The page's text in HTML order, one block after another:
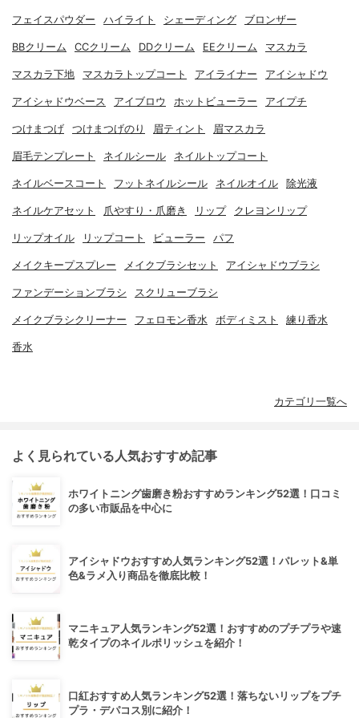
フェイスパウダー ハイライト シェーディング ブロンザー
BBクリーム CCクリーム DDクリーム EEクリーム マスカラ
マスカラ下地 マスカラトップコート アイライナー アイシャドウ
アイシャドウベース アイブロウ ホットビューラー アイプチ
つけまつげ つけまつげのり 眉ティント 眉マスカラ
眉毛テンプレート ネイルシール ネイルトップコート
ネイルベースコート フットネイルシール ネイルオイル 除光液
ネイルケアセット 爪やすり・爪磨き リップ クレヨンリップ
リップオイル リップコート ビューラー パフ
メイクキープスプレー メイクブラシセット アイシャドウブラシ
ファンデーションブラシ スクリューブラシ
メイクブラシクリーナー フェロモン香水 ボディミスト 練り香水
香水
カテゴリ一覧へ
よく見られている人気おすすめ記事
ホワイトニング歯磨き粉おすすめランキング52選！口コミ
の多い市販品を中心に
アイシャドウおすすめ人気ランキング52選！パレット&単
色&ラメ入り商品を徹底比較！
マニキュア人気ランキング52選！おすすめのプチプラや速
乾タイプのネイルポリッシュを紹介！
口紅おすすめ人気ランキング52選！落ちないリップをプチ
プラ・デパコス別に紹介！